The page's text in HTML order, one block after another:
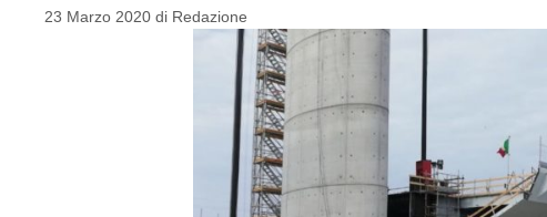
23 Marzo 2020 di Redazione